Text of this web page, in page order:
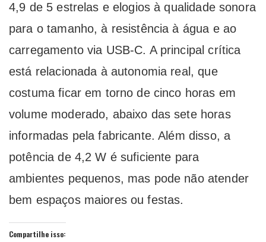
4,9 de 5 estrelas e elogios à qualidade sonora
para o tamanho, à resistência à água e ao
carregamento via USB-C. A principal crítica
está relacionada à autonomia real, que
costuma ficar em torno de cinco horas em
volume moderado, abaixo das sete horas
informadas pela fabricante. Além disso, a
potência de 4,2 W é suficiente para
ambientes pequenos, mas pode não atender
bem espaços maiores ou festas.
Compartilhe isso: